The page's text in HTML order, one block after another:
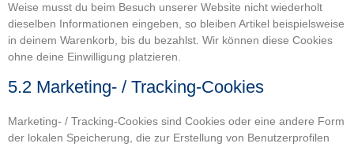
Weise musst du beim Besuch unserer Website nicht wiederholt
dieselben Informationen eingeben, so bleiben Artikel beispielsweise
in deinem Warenkorb, bis du bezahlst. Wir können diese Cookies
ohne deine Einwilligung platzieren.
5.2 Marketing- / Tracking-Cookies
Marketing- / Tracking-Cookies sind Cookies oder eine andere Form
der lokalen Speicherung, die zur Erstellung von Benutzerprofilen